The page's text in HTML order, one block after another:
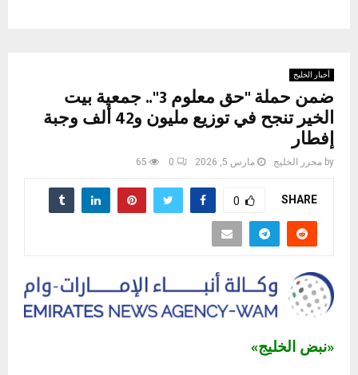
أخبار الخليج
ضمن حملة "حق معلوم 3".. جمعية بيت
الخير تنجح في توزيع مليون و42 ألف وجبة
إفطار
by محرر الخليج مارس 5, 2026 0
65
SHARE
0
«نبض الخليج»